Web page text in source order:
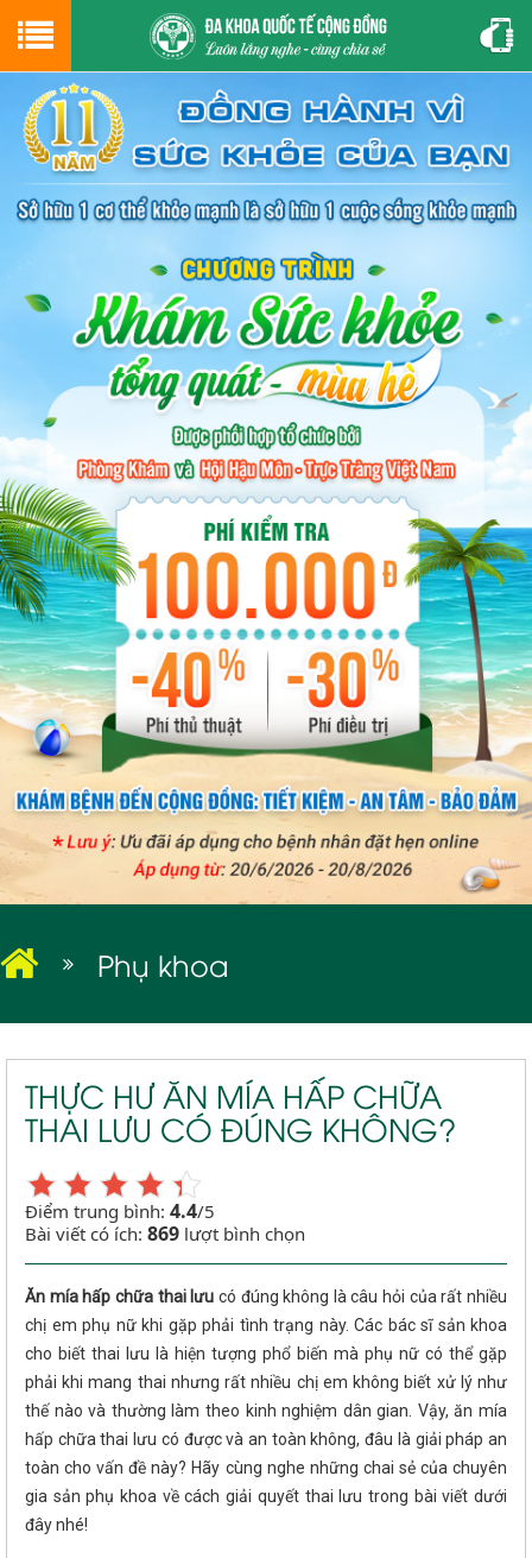
Hotline0243.9656.999tư vấn miễn phí
GIỚI THIỆU
GIỚI THIỆU VỀ PHÒNG KHÁM
CƠ SỞ VẬT CHẤT
ĐẶT HẸN LỊCH KHÁM
ĐƯỜNG TỚI PHÒNG KHÁM
NAM KHOA
PHỤ KHOA
BỆNH HẬU MÔN
BỆNH XÃ HỘI
Phụ khoa
THỰC HƯ ĂN MÍA HẤP CHỮA
THAI LƯU CÓ ĐÚNG KHÔNG?
Điểm trung bình: 4.4/5
Bài viết có ích: 869 lượt bình chọn
Ăn mía hấp chữa thai lưu có đúng không là câu hỏi của rất nhiều
chị em phụ nữ khi gặp phải tình trạng này. Các bác sĩ sản khoa
cho biết thai lưu là hiện tượng phổ biến mà phụ nữ có thể gặp
phải khi mang thai nhưng rất nhiều chị em không biết xử lý như
thế nào và thường làm theo kinh nghiệm dân gian. Vậy, ăn mía
hấp chữa thai lưu có được và an toàn không, đâu là giải pháp an
toàn cho vấn đề này? Hãy cùng nghe những chai sẻ của chuyên
gia sản phụ khoa về cách giải quyết thai lưu trong bài viết dưới
đây nhé!